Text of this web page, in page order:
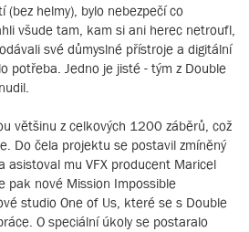
helmy), bylo nebezpečí co
všude tam, kam si ani herec netroufl,
své důmyslné přístroje a digitální
potřeba. Jedno je jisté - tým z Double
většinu z celkových 1200 záběrů, což
Do čela projektu se postavil zmíněný
asistoval mu VFX producent Maricel
pak nové Mission Impossible
studio One of Us, které se s Double
O speciální úkoly se postaralo